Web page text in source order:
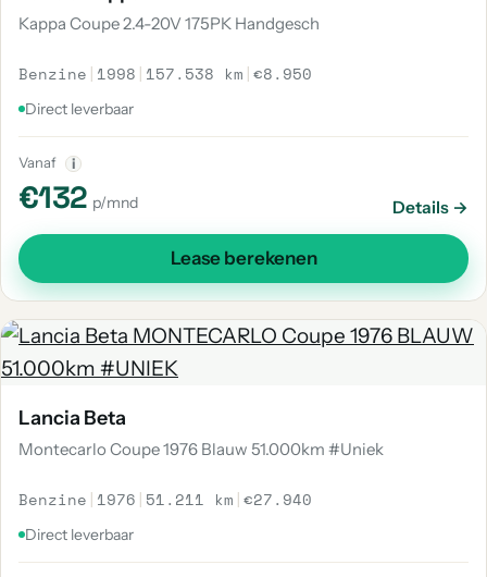
Kappa Coupe 2.4-20V 175PK Handgesch
Benzine | 1998 | 157.538 km |€8.950
Direct leverbaar
Vanaf i
€132 p/mnd Details →
Lease berekenen
Lancia Beta
Montecarlo Coupe 1976 Blauw 51.000km #Uniek
Benzine | 1976 | 51.211 km |€27.940
Direct leverbaar